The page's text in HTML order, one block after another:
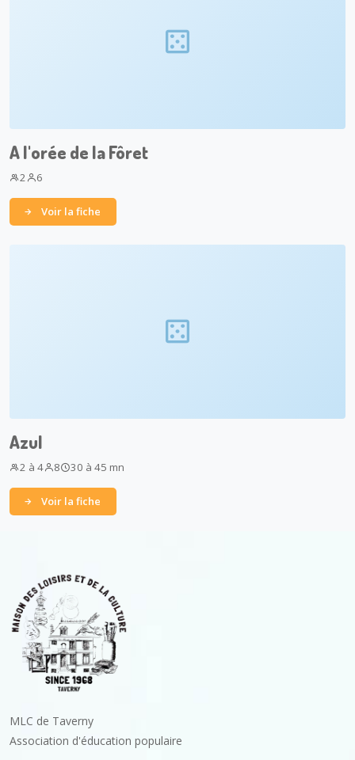
A l'orée de la Fôret
2 6
Voir la fiche
Azul
2 à 4 8 30 à 45 mn
Voir la fiche
MLC de Taverny
Association d'éducation populaire